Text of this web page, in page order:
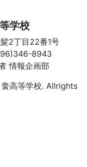
学校
2丁目22番1号
8943
情報企画部
高等学校. Allrights